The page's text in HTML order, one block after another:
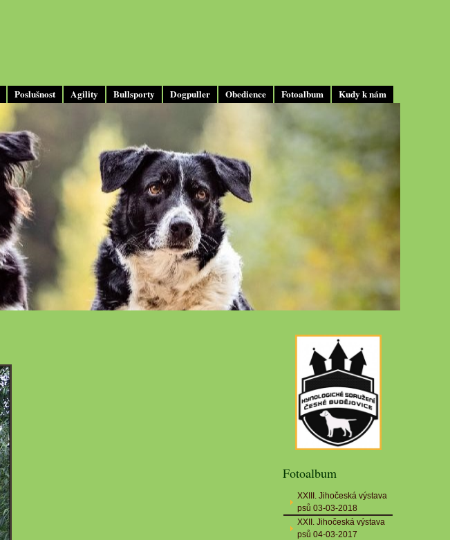
Poslušnost Agility Bullsporty Dogpuller Obedience Fotoalbum Kudy k nám
Fotoalbum
XXIII. Jihočeská výstava
psů 03-03-2018
XXII. Jihočeská výstava
psů 04-03-2017